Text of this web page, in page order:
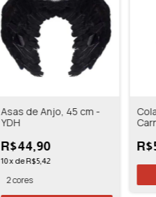
Asas de Anjo, 45 cm -
YDH
R$44,90
10x deR$5,42
2 cores